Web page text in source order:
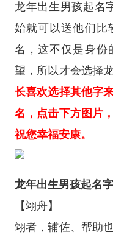
龙年出生男孩起名
始就可以送他们比
名，这不仅是身份
望，所以才会选择
长喜欢选择其他字
名，点击下方图片
祝您幸福安康。
龙年出生男孩起名
【翊舟】
翊者，辅佐、帮助